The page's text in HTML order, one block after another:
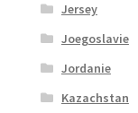
Jersey
Joegoslavie
Jordanie
Kazachstan